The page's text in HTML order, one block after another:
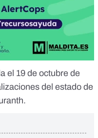
el 19 de octubre de
del estado de